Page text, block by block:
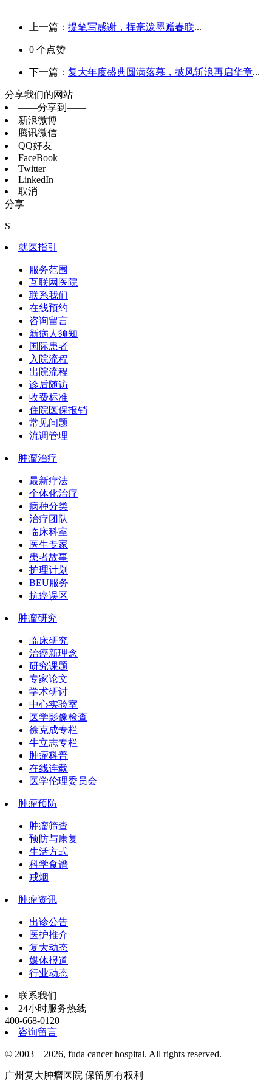
上一篇： 提笔写感谢，挥毫泼墨赠春联...
0 个点赞
下一篇： 复大年度盛典圆满落幕，披风斩浪再启华章...
分享我们的网站
——分享到——
新浪微博
腾讯微信
QQ好友
FaceBook
Twitter
LinkedIn
取消
分享
S
就医指引
服务范围
互联网医院
联系我们
在线预约
咨询留言
新病人须知
国际患者
入院流程
出院流程
诊后随访
收费标准
住院医保报销
常见问题
流调管理
肿瘤治疗
最新疗法
个体化治疗
病种分类
治疗团队
临床科室
医生专家
患者故事
护理计划
BEU服务
抗癌误区
肿瘤研究
临床研究
治癌新理念
研究课题
专家论文
学术研讨
中心实验室
医学影像检查
徐克成专栏
牛立志专栏
肿瘤科普
在线连载
医学伦理委员会
肿瘤预防
肿瘤筛查
预防与康复
生活方式
科学食谱
戒烟
肿瘤资讯
出诊公告
医护推介
复大动态
媒体报道
行业动态
联系我们
24小时服务热线
400-668-0120
咨询留言
© 2003—2026, fuda cancer hospital. All rights reserved.
广州复大肿瘤医院 保留所有权利